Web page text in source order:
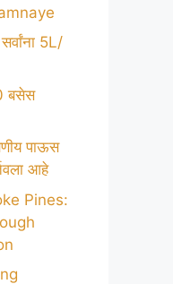
5L/
बसेस
पाऊस
आहे
Pines: